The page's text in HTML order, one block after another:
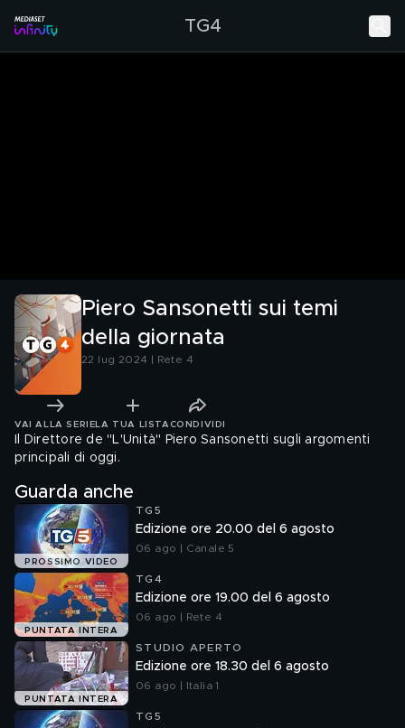
TG4
Piero Sansonetti sui temi
della giornata
22 lug 2024 | Rete 4
VAI ALLA SERIE LA TUA LISTA CONDIVIDI
Il Direttore de "L'Unità" Piero Sansonetti sugli argomenti
principali di oggi.
Guarda anche
PROSSIMO VIDEO
TG5
Edizione ore 20.00 del 6 agosto
06 ago | Canale 5
PUNTATA INTERA
TG4
Edizione ore 19.00 del 6 agosto
06 ago | Rete 4
PUNTATA INTERA
STUDIO APERTO
Edizione ore 18.30 del 6 agosto
06 ago | Italia 1
TG5